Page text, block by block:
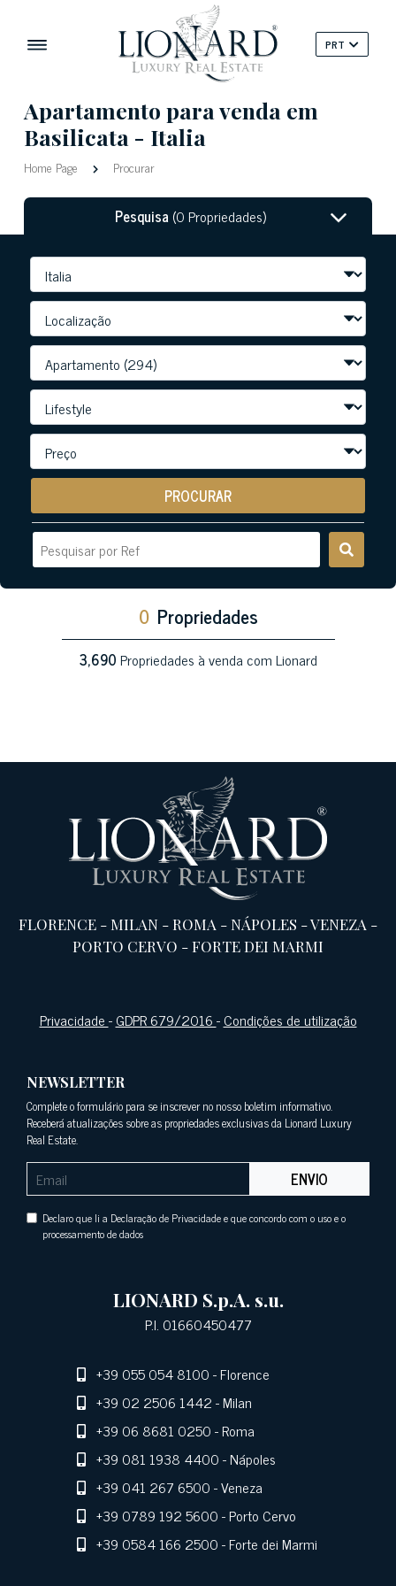
PRT
Apartamento para venda em
Basilicata - Italia
Home Page Procurar
Pesquisa(0 Propriedades)
PROCURAR
0 Propriedades
3,690Propriedades à venda com Lionard
FLORENCE -MILAN -ROMA -NÁPOLES -VENEZA -
PORTO CERVO -FORTE DEI MARMI
Privacidade-GDPR 679/2016-Condições de utilização
NEWSLETTER
Complete o formulário para se inscrever no nosso boletim informativo.
Receberá atualizações sobre as propriedades exclusivas da Lionard Luxury
Real Estate.
ENVIO
Declaro que li a Declaração de Privacidade e que concordo com o uso e o
processamento de dados
LIONARD S.p.A. s.u.
P.I. 01660450477
+39 055 054 8100- Florence
+39 02 2506 1442- Milan
+39 06 8681 0250- Roma
+39 081 1938 4400- Nápoles
+39 041 267 6500- Veneza
+39 0789 192 5600- Porto Cervo
+39 0584 166 2500- Forte dei Marmi